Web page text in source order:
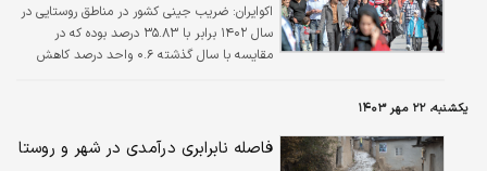
اکوایران: ضریب جینی کشور در مناطق روستایی در
سال ۱۴۰۲ برابر با ۳۵.۸۳ درصد بوده که در
مقایسه با سال گذشته ۰.۶ واحد درصد کاهش
یکشنبه، ۲۲ مهر ۱۴۰۳
فاصله نابرابری درآمدی در شهر و روستا